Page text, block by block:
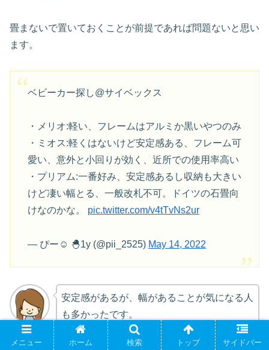
畳まないで置いておくことが前提であれば問題ないと思い
ます。
ベビーカー探し@サイベックス
・メリオ:軽い、フレームはアルミか黒いやつのみ
・ミオス:軽くはないけど安定感ある、フレーム可
愛い、意外と小回りが効く、近所での使用率高い
・プリアム:一番好み、安定感あるし収納も大きい
けど凄い幅とる、一般改札不可。ドイツの石畳向
けなのかな。 pic.twitter.com/v4tTvNs2ur
— ぴー☺︎ 🐣1y (@pii_2525) May 14, 2022
安定感があるが、幅があることが気になる人
も多かったです。
メニュー ホーム 検索 トップ サイドバー